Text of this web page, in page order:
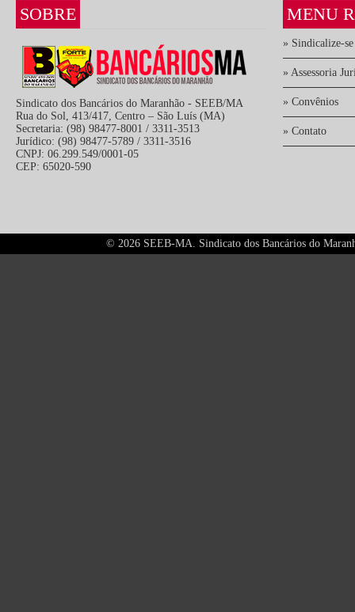
SOBRE
Sindicato dos Bancários do Maranhão - SEEB/MA
Rua do Sol, 413/417, Centro – São Luís (MA)
Secretaria: (98) 98477-8001 / 3311-3513
Jurídico: (98) 98477-5789 / 3311-3516
CNPJ: 06.299.549/0001-05
CEP: 65020-590
MENU
» Sindicalize-se
» Assessoria
» Convênios
» Contato
© 2026 SEEB-MA. Sindicato dos Bancários do